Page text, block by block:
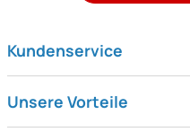
Kundenservice
Unsere Vorteile